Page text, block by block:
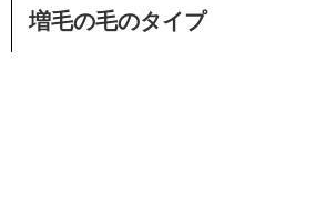
増毛の毛のタイプ